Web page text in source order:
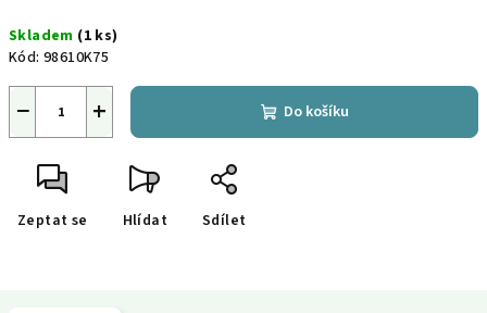
cena:
Skladem (1 ks)
Kód: 98610K75
+
− Do košíku
Zeptat se Hlídat Sdílet